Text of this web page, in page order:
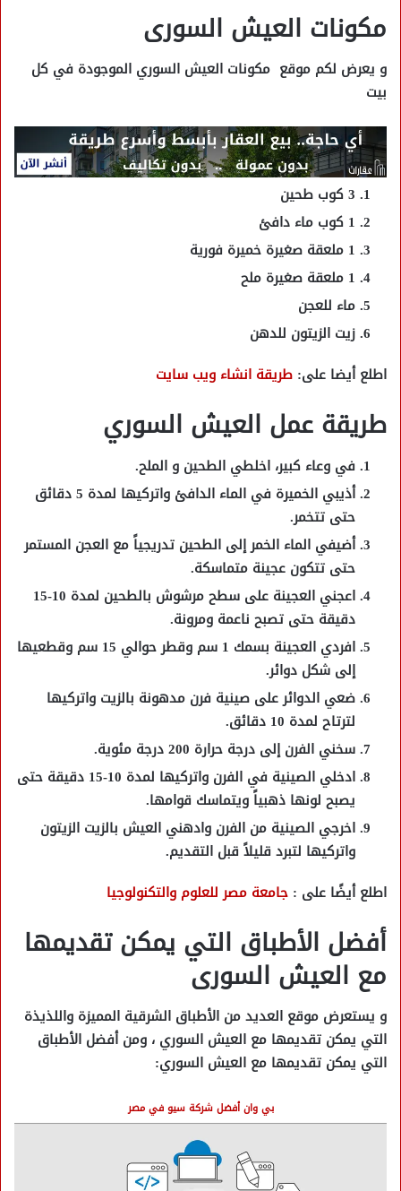
مكونات العيش السورى
و يعرض لكم موقع مكونات العيش السوري الموجودة في كل
بيت
3 كوب طحين
1 كوب ماء دافئ
1 ملعقة صغيرة خميرة فورية
1 ملعقة صغيرة ملح
ماء للعجن
زيت الزيتون للدهن
اطلع أيضا على: طريقة انشاء ويب سايت
طريقة عمل العيش السوري
في وعاء كبير، اخلطي الطحين و الملح.
أذيبي الخميرة في الماء الدافئ واتركيها لمدة 5 دقائق
حتى تتخمر.
أضيفي الماء الخمر إلى الطحين تدريجياً مع العجن المستمر
حتى تتكون عجينة متماسكة.
اعجني العجينة على سطح مرشوش بالطحين لمدة 10-15
دقيقة حتى تصبح ناعمة ومرونة.
افردي العجينة بسمك 1 سم وقطر حوالي 15 سم وقطعيها
إلى شكل دوائر.
ضعي الدوائر على صينية فرن مدهونة بالزيت واتركيها
لترتاح لمدة 10 دقائق.
سخني الفرن إلى درجة حرارة 200 درجة مئوية.
ادخلي الصينية في الفرن واتركيها لمدة 10-15 دقيقة حتى
يصبح لونها ذهبياً ويتماسك قوامها.
اخرجي الصينية من الفرن وادهني العيش بالزيت الزيتون
واتركيها لتبرد قليلاً قبل التقديم.
اطلع أيضًا على : جامعة مصر للعلوم والتكنولوجيا
أفضل الأطباق التي يمكن تقديمها
مع العيش السورى
و يستعرض موقع العديد من الأطباق الشرقية المميزة واللذيذة
التي يمكن تقديمها مع العيش السوري ، ومن أفضل الأطباق
التي يمكن تقديمها مع العيش السوري:
بي وان أفضل شركة سيو في مصر